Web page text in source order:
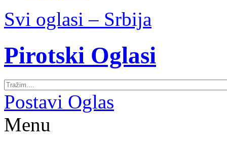
Svi oglasi – Srbija
Pirotski Oglasi
Postavi Oglas
Menu